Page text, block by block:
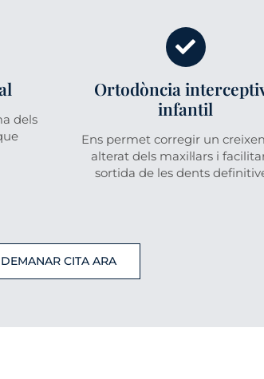
dels
Ortodòncia
infantil
Ens permet corregir un
alterat dels maxil·lars i
sortida de les dents
DEMANAR CITA ARA